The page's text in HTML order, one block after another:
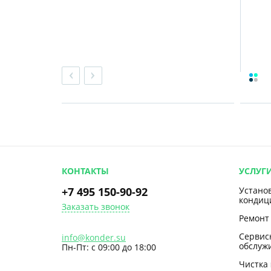
КОНТАКТЫ
+7 495 150-90-92
Заказать звонок
info@konder.su
Пн-Пт: с 09:00 до 18:00